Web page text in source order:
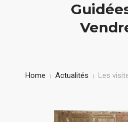
Home Actualités Les